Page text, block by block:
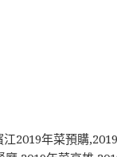
2019年菜預購